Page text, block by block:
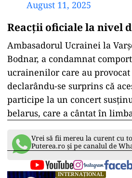
August 11, 2025
Reacții oficiale la nivel
Ambasadorul Ucrainei la
Bodnar, a condamnat
ucrainenilor care au
declarându-se surprins că
participe la un concert
belarus, care a cântat în
Vrei să fii mereu la curent cu
Puterea.ro și pe canalul de
INTERNAȚIONAL